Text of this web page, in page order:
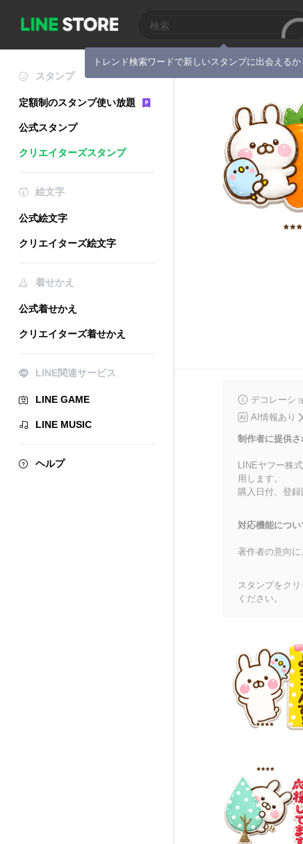
トレンド検索ワードで新しいスタンプに出会えるか
スタンプ
定額制のスタンプ使い放題
公式スタンプ
クリエイターズスタンプ
絵文字
公式絵文字
クリエイターズ絵文字
着せかえ
公式着せかえ
クリエイターズ着せかえ
LINE関連サービス
LINE GAME
LINE MUSIC
ヘルプ
デコレーシ
AI情報あり
制作者に提供
LINEヤフー株
用します。
購入日付、登
対応機能につい
著作者の意向に
スタンプをク
ください。